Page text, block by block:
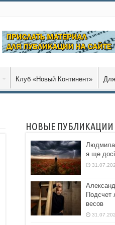
Клуб «Новый Континент»
НОВЫЕ ПУБЛИКАЦИИ
я ще
Подсчет
весов